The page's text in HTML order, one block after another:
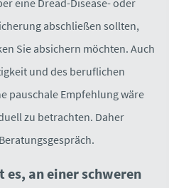
abschließen sollten,
Sie absichern möchten. Auch
und des beruflichen
pauschale Empfehlung wäre
zu betrachten. Daher
an einer schweren